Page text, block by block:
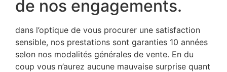
de nos engagements.
dans l’optique de vous procurer une satisfaction
sensible, nos prestations sont garanties 10 années
selon nos modalités générales de vente. En du
coup vous n’aurez aucune mauvaise surprise quant